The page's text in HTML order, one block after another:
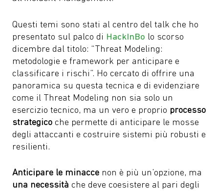
Questi temi sono stati al centro del talk che ho
presentato sul palco di HackInBo lo scorso
dicembre dal titolo: “Threat Modeling:
metodologie e framework per anticipare e
classificare i rischi”. Ho cercato di offrire una
panoramica su questa tecnica e di evidenziare
come il Threat Modeling non sia solo un
esercizio tecnico, ma un vero e proprio processo
strategico che permette di anticipare le mosse
degli attaccanti e costruire sistemi più robusti e
resilienti.
Anticipare le minacce non è più un’opzione, ma
una necessità che deve coesistere al pari degli